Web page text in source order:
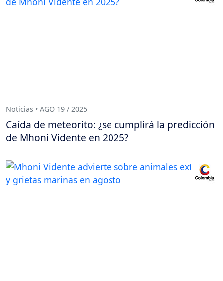
Noticias • AGO 19 / 2025
Caída de meteorito: ¿se cumplirá la predicción
de Mhoni Vidente en 2025?